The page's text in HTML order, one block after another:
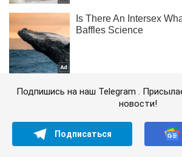
Подпишись на наш Telegram .
новости!
Подписаться